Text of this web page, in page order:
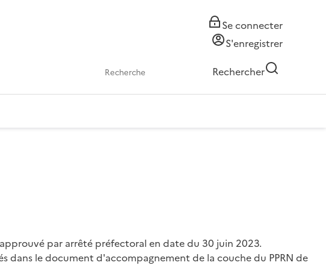
Se connecter
S'enregistrer
Rechercher
par arrêté préfectoral en date du 30 juin 2023.
dans le document d'accompagnement de la couche du PPRN de